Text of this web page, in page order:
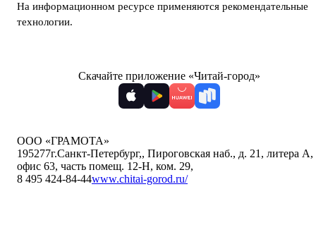
На информационном ресурсе применяются рекомендательные
технологии.
Скачайте приложение «Читай-город»
ООО «ГРАМОТА»
195277г.Санкт-Петербург,, Пироговская наб., д. 21, литера А,
офис 63, часть помещ. 12-Н, ком. 29,
8 495 424-84-44www.chitai-gorod.ru/